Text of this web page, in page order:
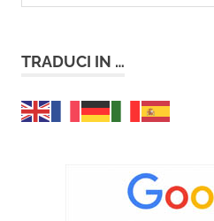
TRADUCI IN …